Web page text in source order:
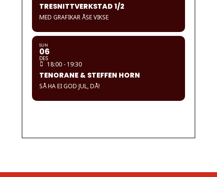
TRESNITTVERKSTAD 1/2
MED GRAFIKAR ÅSE VIKSE
SUN
06
DES
18:00 - 19:30
TENORANE & STEFFEN HORN
SÅ HA EI GOD JUL, DÅ!